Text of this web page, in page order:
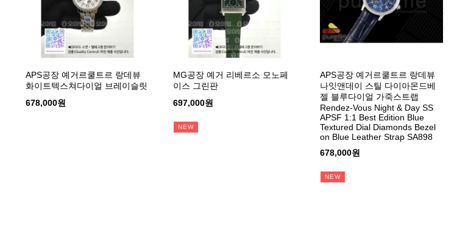
APS공장 예거르쿨트르 랑데뷰
화이트텍스쳐다이얼 브레이슬릿
678,000원
MG공장 예거 리베르소 모노페
이스 그린판
697,000원
NEW
APS공장 예거르쿨트르 랑데뷰
나잇앤데이 스틸 다이아몬드베
젤 블루다이얼 가죽스트랩
Rendez-Vous Night & Day SS
APSF 1:1 Best Edition Blue
Textured Dial Diamonds Bezel
on Blue Leather Strap SA898
678,000원
NEW